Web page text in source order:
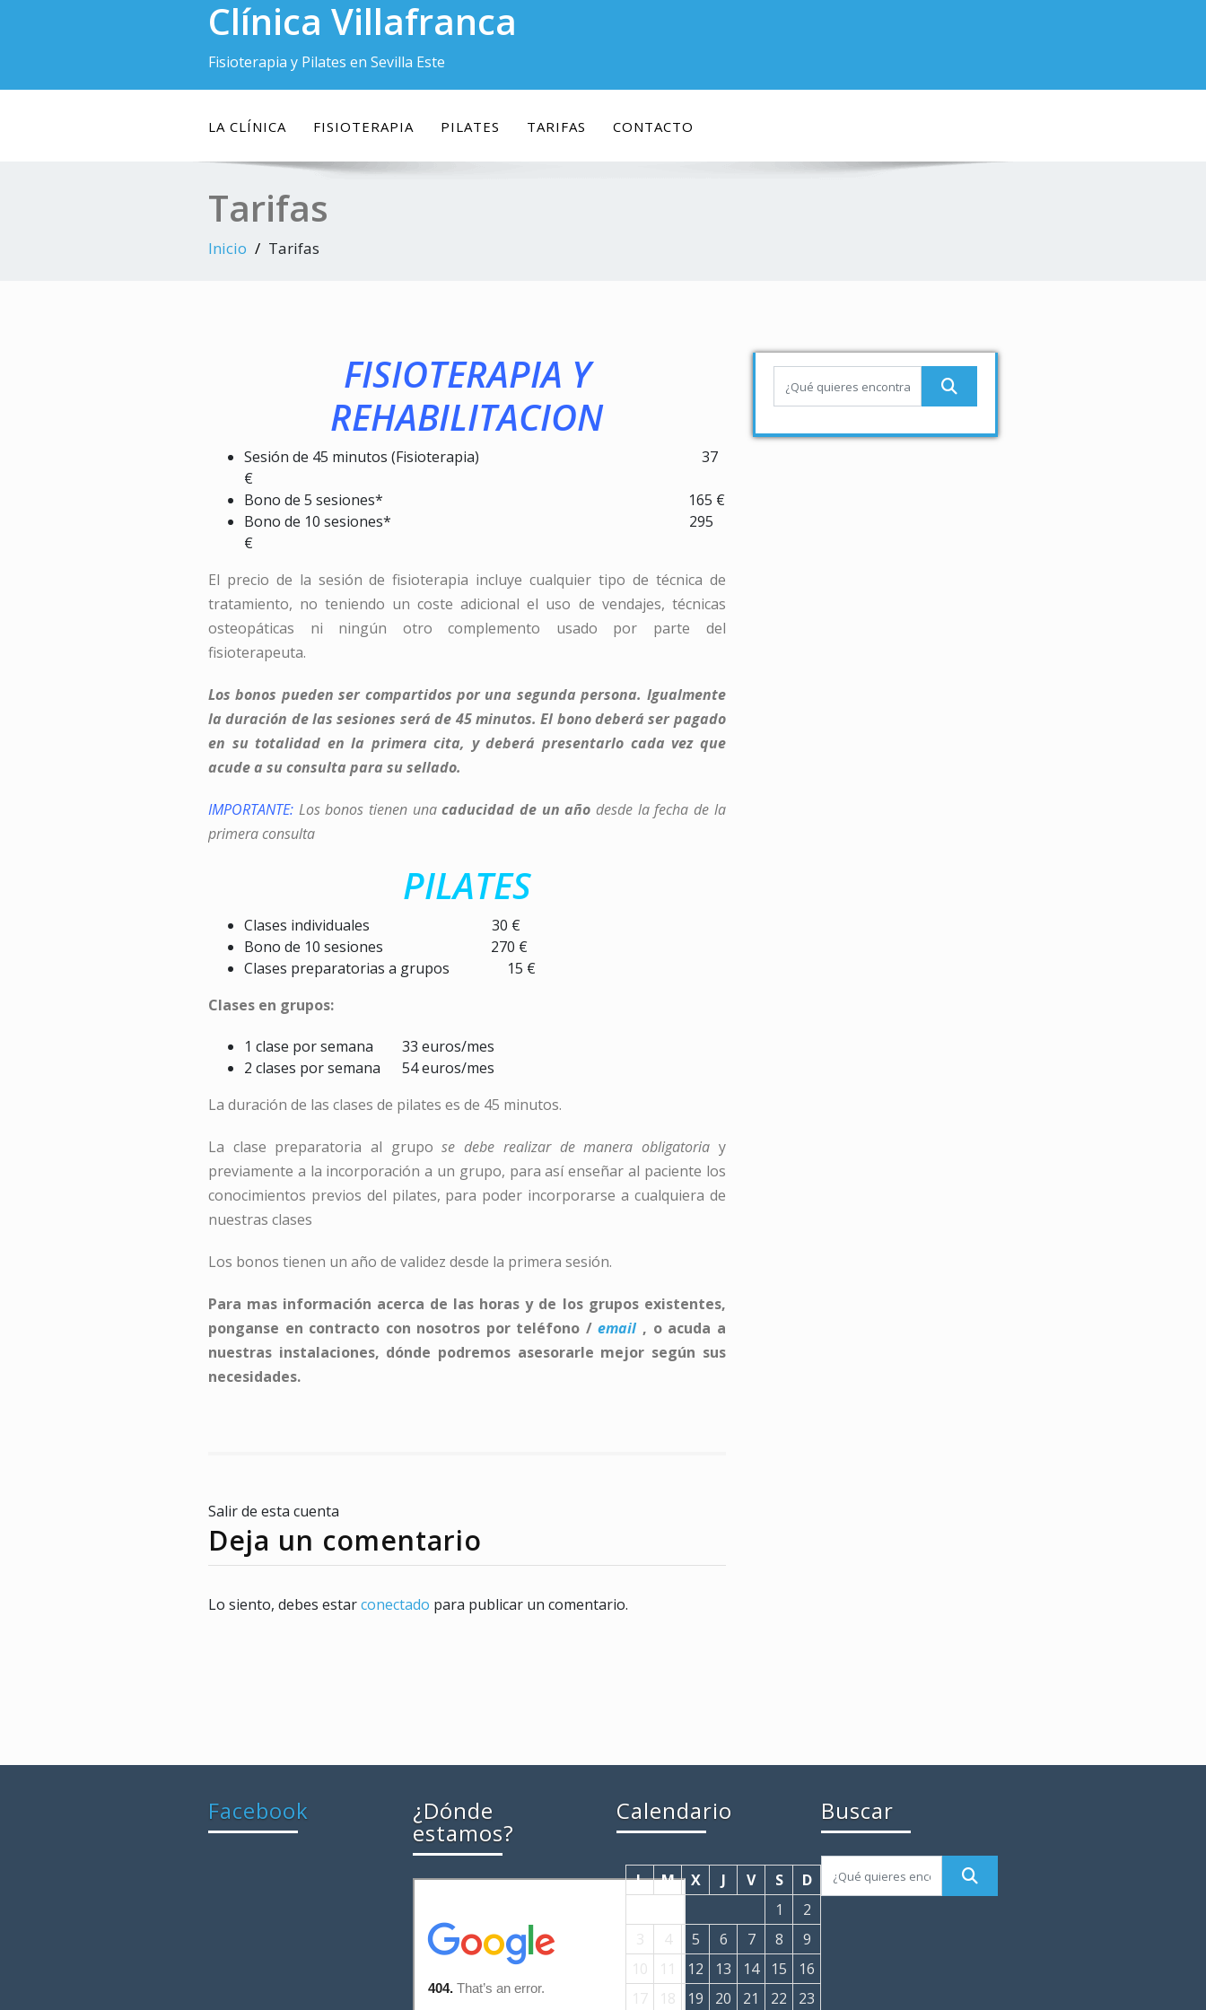
Clínica Villafranca
Fisioterapia y Pilates en Sevilla Este
LA CLÍNICA FISIOTERAPIA PILATES TARIFAS CONTACTO
Tarifas
Inicio Tarifas
FISIOTERAPIA Y
REHABILITACION
Sesión de 45 minutos (Fisioterapia) 37
€
Bono de 5 sesiones* 165 €
Bono de 10 sesiones* 295
€
El precio de la sesión de fisioterapia incluye cualquier tipo de técnica de
tratamiento, no teniendo un coste adicional el uso de vendajes, técnicas
osteopáticas ni ningún otro complemento usado por parte del
fisioterapeuta.
Los bonos pueden ser compartidos por una segunda persona. Igualmente
la duración de las sesiones será de 45 minutos. El bono deberá ser pagado
en su totalidad en la primera cita, y deberá presentarlo cada vez que
acude a su consulta para su sellado.
IMPORTANTE: Los bonos tienen unacaducidad de un año desde la fecha de la
primera consulta
PILATES
Clases individuales 30 €
Bono de 10 sesiones 270 €
Clases preparatorias a grupos 15 €
Clases en grupos:
1 clase por semana 33 euros/mes
2 clases por semana 54 euros/mes
La duración de las clases de pilates es de 45 minutos.
La clase preparatoria al grupo se debe realizar de manera obligatoriay
previamente a la incorporación a un grupo, para así enseñar al paciente los
conocimientos previos del pilates, para poder incorporarse a cualquiera de
nuestras clases
Los bonos tienen un año de validez desde la primera sesión.
Para mas información acerca de las horas y de los grupos existentes,
ponganse en contracto con nosotros por teléfono /email , o acuda a
nuestras instalaciones, dónde podremos asesorarle mejor según sus
necesidades.
Salir de esta cuenta
Deja un comentario
Lo siento, debes estarconectado para publicar un comentario.
Facebook ¿Dónde
estamos?
Calendario
L M X J V S
D
1
2
3
4 5 6 7 8
9
10
11 12 13 14 15
16
17
18 19 20 21 22 23
Buscar